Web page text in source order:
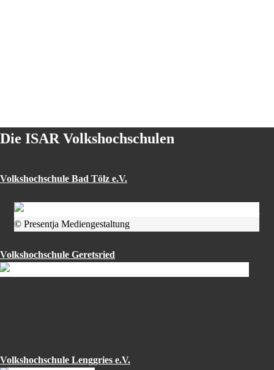
Die ISAR Volkshochschulen
Volkshochschule Bad Tölz e.V.
© Presentja Mediengestaltung
Volkshochschule Geretsried
Volkshochschule Lenggries e.V.